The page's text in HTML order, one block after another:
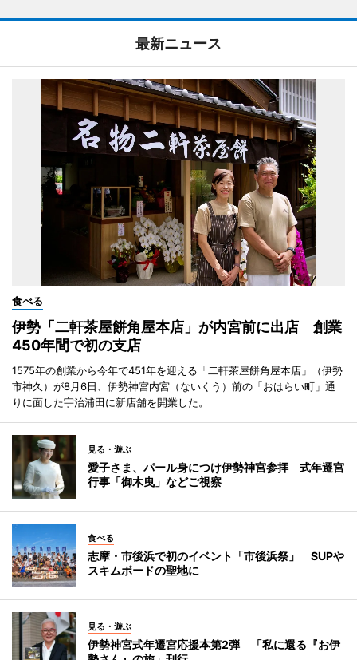
最新ニュース
食べる
伊勢「二軒茶屋餅角屋本店」が内宮前に出店 創業
450年間で初の支店
1575年の創業から今年で451年を迎える「二軒茶屋餅角屋本店」（伊勢
市神久）が8月6日、伊勢神宮内宮（ないくう）前の「おはらい町」通
りに面した宇治浦田に新店舗を開業した。
見る・遊ぶ
愛子さま、パール身につけ伊勢神宮参拝 式年遷宮
行事「御木曳」などご視察
食べる
志摩・市後浜で初のイベント「市後浜祭」 SUPや
スキムボードの聖地に
見る・遊ぶ
伊勢神宮式年遷宮応援本第2弾 「私に還る『お伊